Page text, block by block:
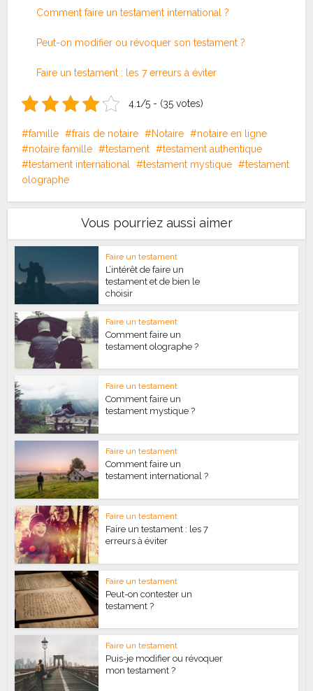
Comment faire un testament international ?
Peut-on modifier ou révoquer son testament ?
Faire un testament : les 7 erreurs à éviter
4.1/5 - (35 votes)
famille frais de notaire Notaire
notaire en ligne
notaire famille
testament
testament authentique
testament international
testament mystique
testament
olographe
Vous pourriez aussi aimer
Faire un testament
L’intérêt de faire un
testament et de bien le
choisir
Faire un testament
Comment faire un
testament olographe ?
Faire un testament
Comment faire un
testament mystique ?
Faire un testament
Comment faire un
testament international ?
Faire un testament
Faire un testament : les 7
erreurs à éviter
Faire un testament
Peut-on contester un
testament ?
Faire un testament
Puis-je modifier ou révoquer
mon testament ?